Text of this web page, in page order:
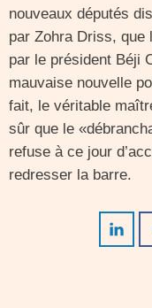
nouveaux députés
par Zohra Driss, que
par le président Béji
mauvaise nouvelle
fait, le véritable
sûr que le
refuse à ce jour
redresser la barre.